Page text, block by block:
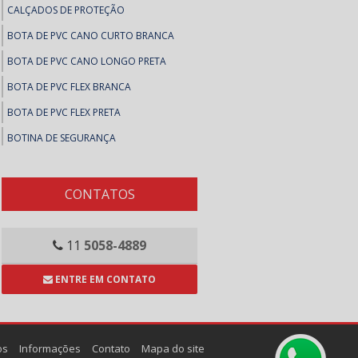
CALÇADOS DE PROTEÇÃO
BOTA DE PVC CANO CURTO BRANCA
BOTA DE PVC CANO LONGO PRETA
BOTA DE PVC FLEX BRANCA
BOTA DE PVC FLEX PRETA
BOTINA DE SEGURANÇA
SAPATO DE SEGURANÇA
SAPATOS DE SEGURANÇA
COLAS E ADESIVOS
ADESIVOS, FITAS E MASSA CALAFETAR
ARALDITE
BRASCOVED
CONTATOS
11 5058-4889
ENTRE EM CONTATO
Informações Contato Mapa do site